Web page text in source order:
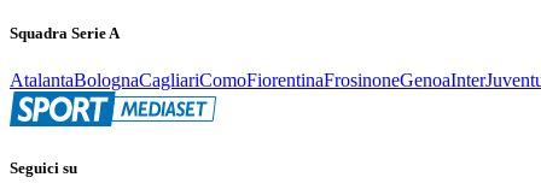
Squadra Serie A
AtalantaBolognaCagliariComoFiorentinaFrosinoneGenoaInter
Seguici su